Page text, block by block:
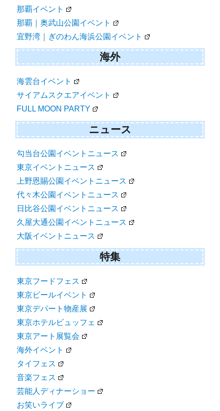
那覇イベント
那覇｜奥武山公園イベント
宜野湾｜ぎのわん海浜公園イベント
海外
海雲台イベント
サイアムスクエアイベント
FULL MOON PARTY
ニュース
勾当台公園イベントニュース
東京イベントニュース
上野恩賜公園イベントニュース
代々木公園イベントニュース
日比谷公園イベントニュース
久屋大通公園イベントニュース
大阪イベントニュース
特集
東京フードフェス
東京ビールイベント
東京デパート物産展
東京ホテルビュッフェ
東京アート展覧会
海外イベント
タイフェス
音楽フェス
芸能人ディナーショー
お笑いライブ